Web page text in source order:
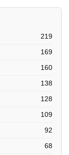
219
169
160
138
128
109
92
68